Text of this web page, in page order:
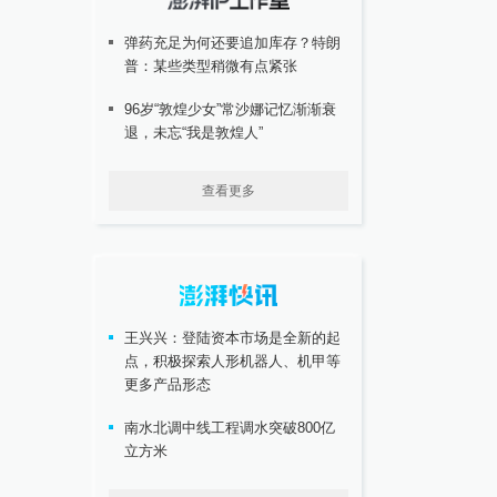
弹药充足为何还要追加库存？特朗
普：某些类型稍微有点紧张
96岁“敦煌少女”常沙娜记忆渐渐衰
退，未忘“我是敦煌人”
查看更多
王兴兴：登陆资本市场是全新的起
点，积极探索人形机器人、机甲等
更多产品形态
南水北调中线工程调水突破800亿
立方米